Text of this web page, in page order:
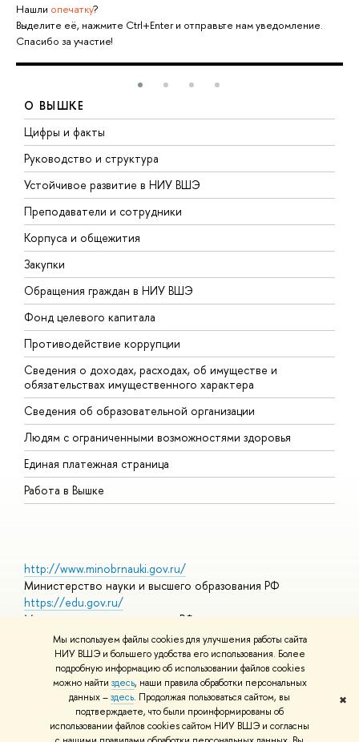
Мы используем файлы cookies для улучшения работы сайта
НИУ ВШЭ и большего удобства его использования. Более
подробную информацию об использовании файлов cookies
можно найти здесь, наши правила обработки персональных
данных –здесь. Продолжая пользоваться сайтом, вы
подтверждаете, что были проинформированы об
использовании файлов cookies сайтом НИУ ВШЭ и согласны
✖
Нашли опечатку?
Выделите её, нажмите Ctrl+Enter и отправьте нам уведомление.
Спасибо за участие!
О ВЫШКЕ
Цифры и факты
Руководство и структура
Устойчивое развитие в НИУ ВШЭ
Преподаватели и сотрудники
Корпуса и общежития
Закупки
Обращения граждан в НИУ ВШЭ
Фонд целевого капитала
Противодействие коррупции
Сведения о доходах, расходах, об имуществе и
обязательствах имущественного характера
Сведения об образовательной организации
Людям с ограниченными возможностями здоровья
Единая платежная страница
Работа в Вышке
http://www.minobrnauki.gov.ru/
Министерство науки и высшего образования РФ
https://edu.gov.ru/
Министерство просвещения РФ
https://elearning.hse.ru/mooc
Массовые открытые онлайн-курсы
© НИУ ВШЭ 1993–2026 Адреса и контактыУсловия
использования материалов Политика конфиденциальности